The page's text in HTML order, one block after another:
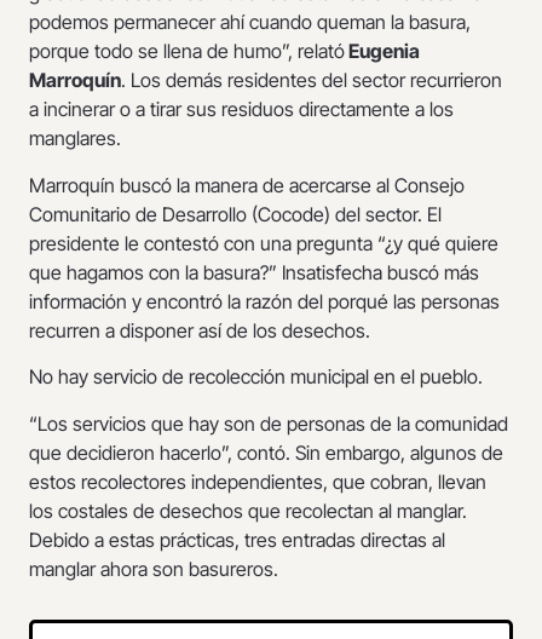
podemos permanecer ahí cuando queman la basura,
porque todo se llena de humo”, relatóEugenia
Marroquín. Los demás residentes del sector recurrieron
a incinerar o a tirar sus residuos directamente a los
manglares.
Marroquín buscó la manera de acercarse al Consejo
Comunitario de Desarrollo (Cocode) del sector. El
presidente le contestó con una pregunta “¿y qué quiere
que hagamos con la basura?” Insatisfecha buscó más
información y encontró la razón del porqué las personas
recurren a disponer así de los desechos.
No hay servicio de recolección municipal en el pueblo.
“Los servicios que hay son de personas de la comunidad
que decidieron hacerlo”, contó. Sin embargo, algunos de
estos recolectores independientes, que cobran, llevan
los costales de desechos que recolectan al manglar.
Debido a estas prácticas, tres entradas directas al
manglar ahora son basureros.